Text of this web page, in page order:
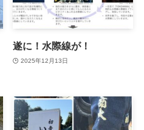
遂に！水際線が！
2025年12月13日